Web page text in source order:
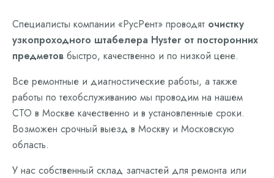
Специалисты компании «РусРент» проводят очистку
узкопроходного штабелера Hyster от посторонних
предметов быстро, качественно и по низкой цене.
Все ремонтные и диагностические работы, а также
работы по техобслуживанию мы проводим на нашем
СТО в Москве качественно и в установленные сроки.
Возможен срочный выезд в Москву и Московскую
область.
У нас собственный склад запчастей для ремонта или